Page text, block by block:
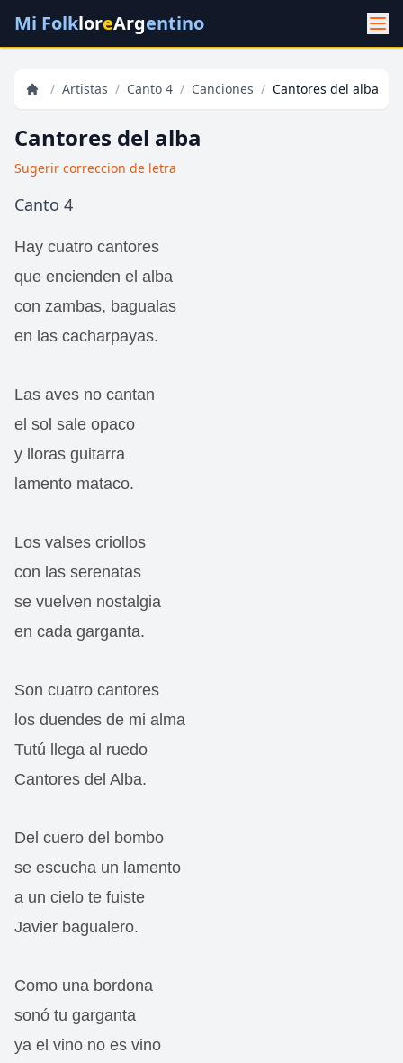
Mi FolkloreArgentino
/ Artistas / Canto 4 / Canciones / Cantores del alba
Cantores del alba
Sugerir correccion de letra
Canto 4
Hay cuatro cantores
que encienden el alba
con zambas, bagualas
en las cacharpayas.
Las aves no cantan
el sol sale opaco
y lloras guitarra
lamento mataco.
Los valses criollos
con las serenatas
se vuelven nostalgia
en cada garganta.
Son cuatro cantores
los duendes de mi alma
Tutú llega al ruedo
Cantores del Alba.
Del cuero del bombo
se escucha un lamento
a un cielo te fuiste
Javier bagualero.
Como una bordona
sonó tu garganta
ya el vino no es vino